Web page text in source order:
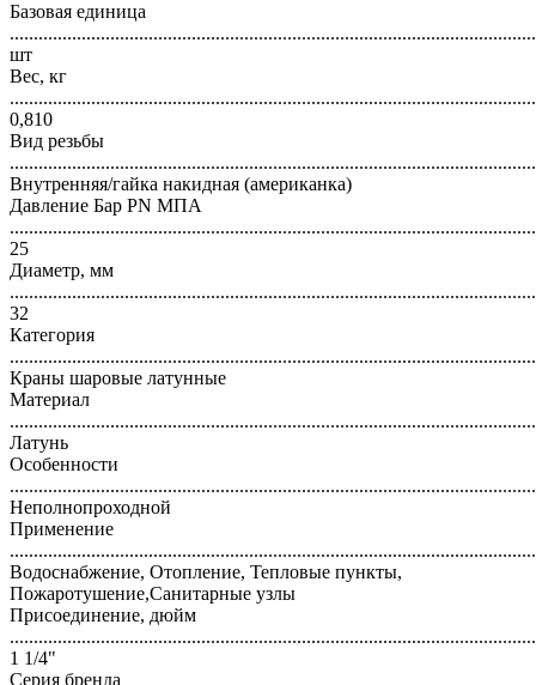
Базовая единица
шт
Вес, кг
0,810
Вид резьбы
Внутренняя/гайка накидная (американка)
Давление Бар PN МПА
25
Диаметр, мм
32
Категория
Краны шаровые латунные
Материал
Латунь
Особенности
Неполнопроходной
Применение
Водоснабжение, Отопление, Тепловые пункты,
Пожаротушение,Санитарные узлы
Присоединение, дюйм
1 1/4"
Серия бренда